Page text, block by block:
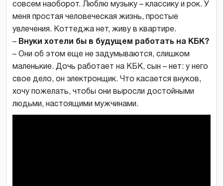
совсем наоборот. Люблю музыку – классику и рок. У
меня простая человеческая жизнь, простые
увлечения. Коттеджа нет, живу в квартире.
– Внуки хотели бы в будущем работать на КБК?
– Они об этом еще не задумываются, слишком
маленькие. Дочь работает на КБК, сын – нет: у него
свое дело, он электронщик. Что касается внуков,
хочу пожелать, чтобы они выросли достойными
людьми, настоящими мужчинами.